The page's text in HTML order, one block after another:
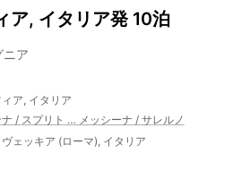
ア, イタリア発 10泊
ニア
ア, イタリア
/ スプリト … メッシーナ / サレルノ
ェッキア (ローマ), イタリア